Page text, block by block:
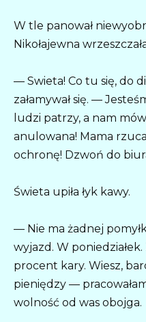
W tle panował
Nikołajewna
— Swieta! Co tu się, do
załamywał się. —
ludzi patrzy, a nam
anulowana! Mama
ochronę! Dzwoń do
Świeta upiła łyk kawy.
— Nie ma żadnej
wyjazd. W poniedziałek.
procent kary. Wiesz,
pieniędzy —
wolność od was obojga.